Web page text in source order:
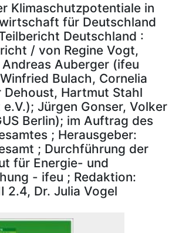
Klimaschutzpotentiale in
für Deutschland
Deutschland :
/ von Regine Vogt,
Auberger (ifeu
Bulach, Cornelia
Dehoust, Hartmut Stahl
Jürgen Gonser, Volker
Berlin); im Auftrag des
; Herausgeber:
; Durchführung der
für Energie- und
- ifeu ; Redaktion:
2.4, Dr. Julia Vogel